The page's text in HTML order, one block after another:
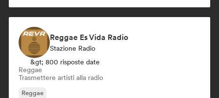
Reggae Es Vida Radio
Stazione Radio
&gt; 800 risposte date
Reggae
Trasmettere artisti alla radio
Reggae